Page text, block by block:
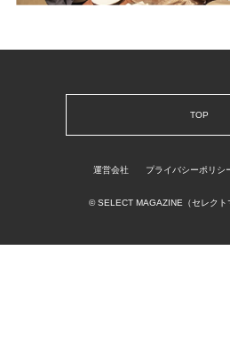
TOP
運営会社 プライバシーポリシ
© SELECT MAGAZINE（セレクト